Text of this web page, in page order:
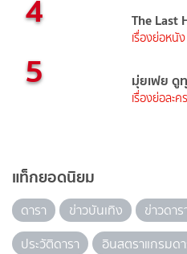
The Last
เรื่องย่อหนัง
5 มุ่ยเฟย ดู
เรื่องย่อละคร
แท็กยอดนิยม
ดารา ข่าวบันเทิง ข่าวดาร
ประวัติดารา
อินสตราแกรมด